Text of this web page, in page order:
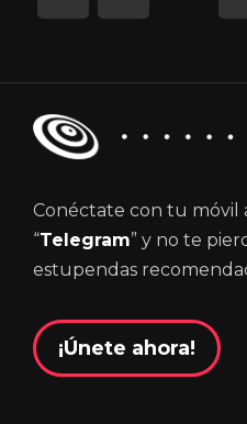
Conéctate con tu móvil
“Telegram” y no te
estupendas
¡Únete ahora!